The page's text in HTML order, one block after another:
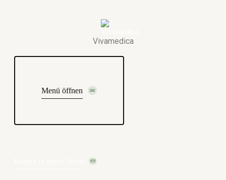
Vivamedica
Menü öffnen